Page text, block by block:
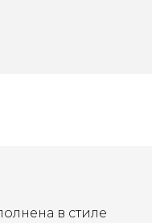
в стиле